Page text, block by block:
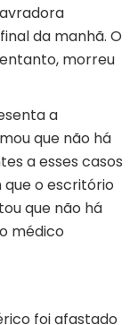
da manhã. O
morreu
a
que não há
a esses casos
que o escritório
que não há
médico
foi afastado